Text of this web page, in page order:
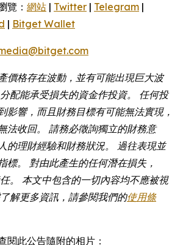
覽： 網站 | Twitter | Telegram |
| Bitget Wallet
價格存在波動，並有可能出現巨大波
配能承受損失的資金作投資。 任何投
影響，而且財務目標有可能無法實現，
法收回。 請務必徵詢獨立的財務意
的理財經驗和財務狀況。 過往表現並
標。 對由此產生的任何潛在損失，
。 本文中包含的一切內容均不應被視
解更多資訊，請參閱我們的使用條
閱此公告隨附的相片：